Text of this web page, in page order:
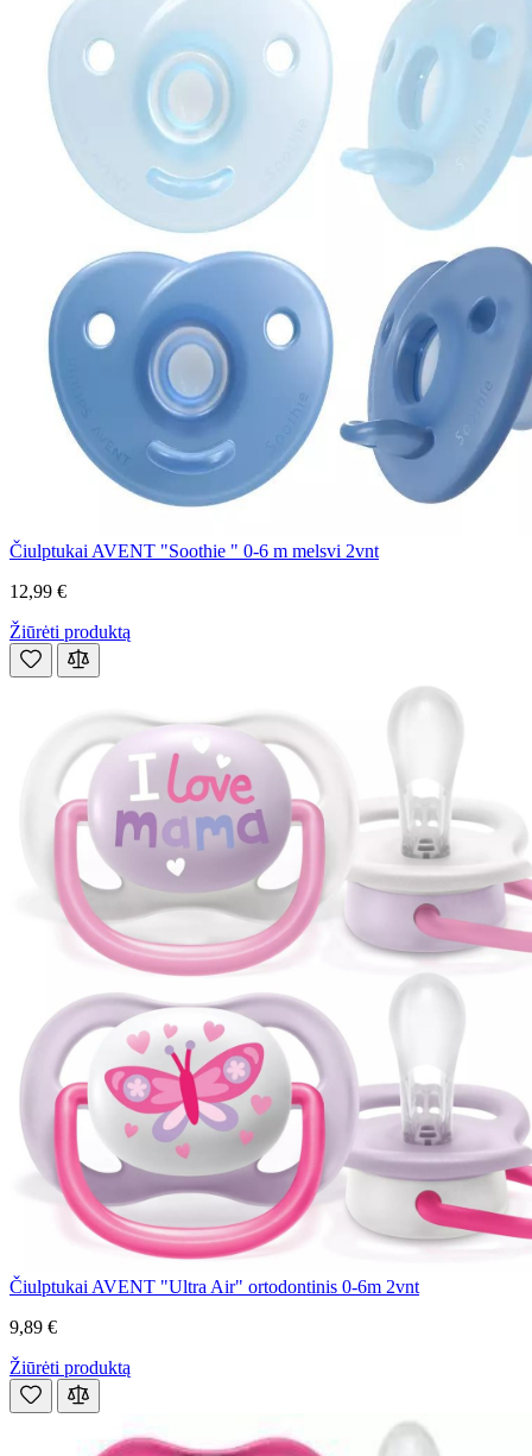
Čiulptukai AVENT "Soothie " 0-6 m melsvi 2vnt
12,99 €
Žiūrėti produktą
Čiulptukai AVENT "Ultra Air" ortodontinis 0-6m 2vnt
9,89 €
Žiūrėti produktą